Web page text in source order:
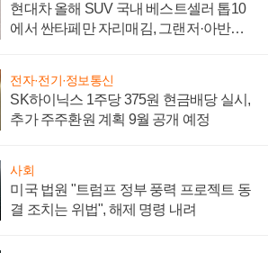
현대차 올해 SUV 국내 베스트셀러 톱10
에서 싼타페만 자리매김, 그랜저·아반떼
전자·전기·정보통신
SK하이닉스 1주당 375원 현금배당 실시,
추가 주주환원 계획 9월 공개 예정
사회
미국 법원 "트럼프 정부 풍력 프로젝트 동
결 조치는 위법", 해제 명령 내려